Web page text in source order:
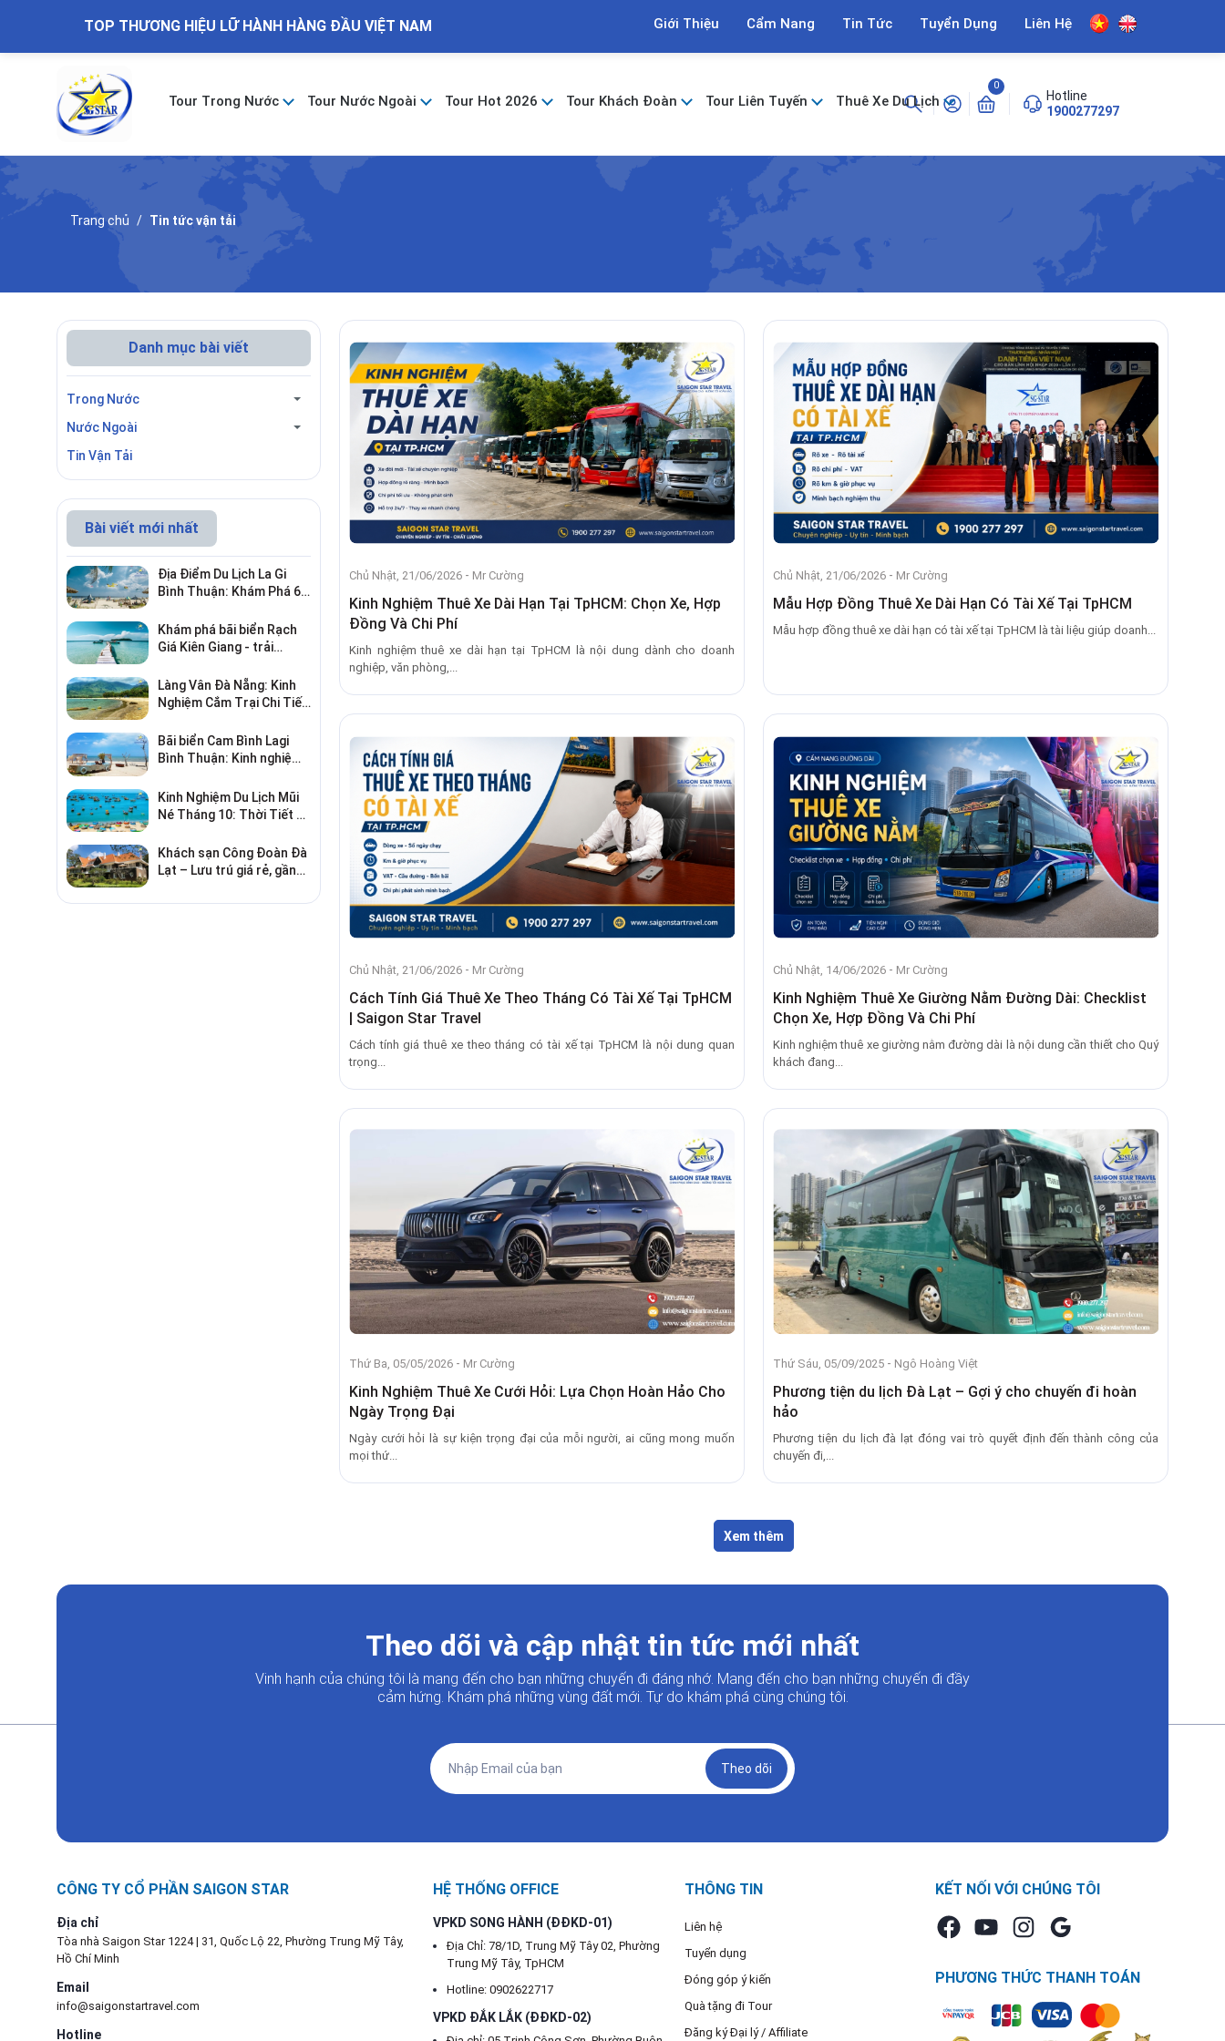
TOP THƯƠNG HIỆU LỮ HÀNH HÀNG ĐẦU VIỆT NAM Giới Thiệu Cẩm Nang Tin Tức Tuyển Dụng Liên Hệ
Tour Trong Nước Tour Nước Ngoài Tour Hot 2026 Tour Khách Đoàn Tour Liên Tuyến Thuê Xe Du Lịch
0
Hotline
1900277297
Trang chủ Tin tức vận tải
Chủ Nhật, 21/06/2026 - Mr Cường
Kinh Nghiệm Thuê Xe Dài Hạn Tại TpHCM: Chọn Xe, Hợp
Đồng Và Chi Phí
Kinh nghiệm thuê xe dài hạn tại TpHCM là nội dung dành cho doanh
nghiệp, văn phòng,...
Chủ Nhật, 21/06/2026 - Mr Cường
Mẫu Hợp Đồng Thuê Xe Dài Hạn Có Tài Xế Tại TpHCM
Mẫu hợp đồng thuê xe dài hạn có tài xế tại TpHCM là tài liệu giúp doanh...
Chủ Nhật, 21/06/2026 - Mr Cường
Cách Tính Giá Thuê Xe Theo Tháng Có Tài Xế Tại TpHCM
| Saigon Star Travel
Cách tính giá thuê xe theo tháng có tài xế tại TpHCM là nội dung quan
trọng...
Chủ Nhật, 14/06/2026 - Mr Cường
Kinh Nghiệm Thuê Xe Giường Nằm Đường Dài: Checklist
Chọn Xe, Hợp Đồng Và Chi Phí
Kinh nghiệm thuê xe giường nằm đường dài là nội dung cần thiết cho Quý
khách đang...
Thứ Ba, 05/05/2026 - Mr Cường
Kinh Nghiệm Thuê Xe Cưới Hỏi: Lựa Chọn Hoàn Hảo Cho
Ngày Trọng Đại
Ngày cưới hỏi là sự kiện trọng đại của mỗi người, ai cũng mong muốn
mọi thứ...
Thứ Sáu, 05/09/2025 - Ngô Hoàng Việt
Phương tiện du lịch Đà Lạt – Gợi ý cho chuyến đi hoàn
hảo
Phương tiện du lịch đà lạt đóng vai trò quyết định đến thành công của
chuyến đi,...
Xem thêm
Danh mục bài viết
Trong Nước
Nước Ngoài
Tin Vận Tải
Bài viết mới nhất
Địa Điểm Du Lịch La Gi
Bình Thuận: Khám Phá 6
Khám phá bãi biển Rạch
Giá Kiên Giang - trải
Làng Vân Đà Nẵng: Kinh
Nghiệm Cắm Trại Chi Tiết
Bãi biển Cam Bình Lagi
Bình Thuận: Kinh nghiệm
gần
Kinh Nghiệm Du Lịch Mũi
Né Tháng 10: Thời Tiết &
Khách sạn Công Đoàn Đà
Lạt – Lưu trú giá rẻ, gần
Theo dõi và cập nhật tin tức mới nhất
Vinh hạnh của chúng tôi là mang đến cho bạn những chuyến đi đáng nhớ. Mang đến cho bạn những chuyến đi đầy
cảm hứng. Khám phá những vùng đất mới. Tự do khám phá cùng chúng tôi.
Theo dõi
CÔNG TY CỔ PHẦN SAIGON STAR
Địa chỉ
Tòa nhà Saigon Star 1224 | 31, Quốc Lộ 22, Phường Trung Mỹ Tây,
Hồ Chí Minh
Email
info@saigonstartravel.com
Hotline
HỆ THỐNG OFFICE
VPKD SONG HÀNH (ĐĐKD-01)
Địa Chỉ: 78/1D, Trung Mỹ Tây 02, Phường
Trung Mỹ Tây, TpHCM
Hotline: 0902622717
VPKD ĐẮK LẮK (ĐĐKD-02)
THÔNG TIN
Liên hệ
Tuyển dụng
Đóng góp ý kiến
Quà tặng đi Tour
Đăng ký Đại lý / Affiliate
KẾT NỐI VỚI CHÚNG TÔI
PHƯƠNG THỨC THANH TOÁN